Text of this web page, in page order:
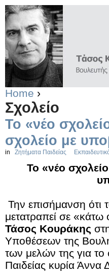
Home ›
Σχολείο
Το «νέο
σχολείο με
in Ζητήματα Παιδείας
Το «νέο
Την επισήμανση ότι
μετατραπεί σε «κάτω
Τάσος Κουράκης
Υποθέσεων της
των μελών της για
Παιδείας κυρία Άννα